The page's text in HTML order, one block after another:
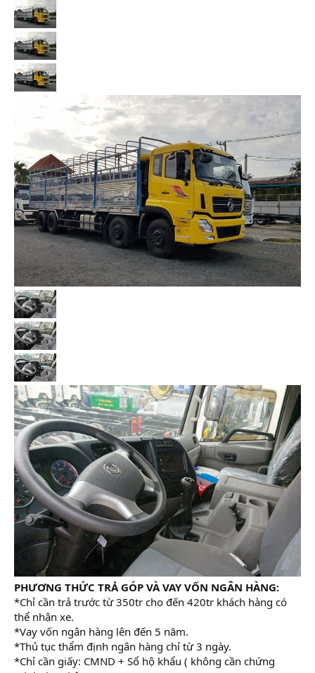
PHƯƠNG THỨC TRẢ GÓP VÀ VAY VỐN NGÂN HÀNG:
*Chỉ cần trả trước từ 350tr cho đến 420tr khách hàng có
thể nhận xe.
*Vay vốn ngân hàng lên đến 5 năm.
*Thủ tục thẩm định ngân hàng chỉ từ 3 ngày.
*Chỉ cần giấy: CMND + Sổ hộ khẩu ( không cần chứng